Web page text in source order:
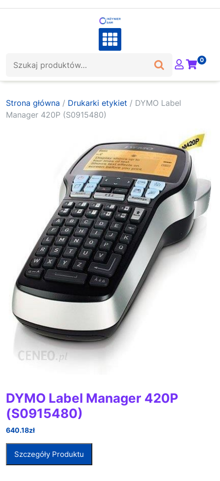
0
Strona główna / Drukarki etykiet / DYMO Label
Manager 420P (S0915480)
DYMO Label Manager 420P
(S0915480)
640.18zł
Szczegóły Produktu